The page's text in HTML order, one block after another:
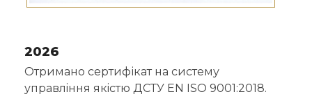
2026
Отримано сертифікат на систему
управлiння якiстю ДСТУ EN ISO 9001:2018.